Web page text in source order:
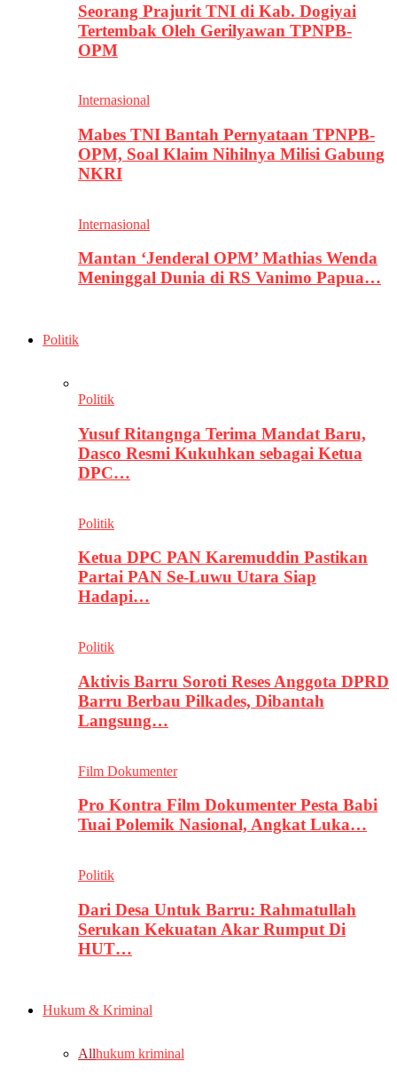
Seorang Prajurit TNI di Kab. Dogiyai
Tertembak Oleh Gerilyawan TPNPB-
OPM
Internasional
Mabes TNI Bantah Pernyataan TPNPB-
OPM, Soal Klaim Nihilnya Milisi Gabung
NKRI
Internasional
Mantan ‘Jenderal OPM’ Mathias Wenda
Meninggal Dunia di RS Vanimo Papua…
Politik
Politik
Yusuf Ritangnga Terima Mandat Baru,
Dasco Resmi Kukuhkan sebagai Ketua
DPC…
Politik
Ketua DPC PAN Karemuddin Pastikan
Partai PAN Se-Luwu Utara Siap
Hadapi…
Politik
Aktivis Barru Soroti Reses Anggota DPRD
Barru Berbau Pilkades, Dibantah
Langsung…
Film Dokumenter
Pro Kontra Film Dokumenter Pesta Babi
Tuai Polemik Nasional, Angkat Luka…
Politik
Dari Desa Untuk Barru: Rahmatullah
Serukan Kekuatan Akar Rumput Di
HUT…
Hukum & Kriminal
Allhukum kriminal